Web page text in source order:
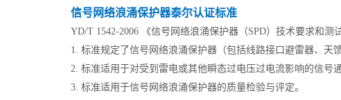
信号网络浪涌保护器泰尔认证标准
YD/T 1542-2006 《信号网络浪涌保护器（SPD）技术要求和测
1. 标准规定了信号网络浪涌保护器（包括线路接口避雷器、天
2. 标准适用于对受到雷电或其他瞬态过电压过电流影响的信号
3. 标准适用于信号网络浪涌保护器的质量检验与评定。